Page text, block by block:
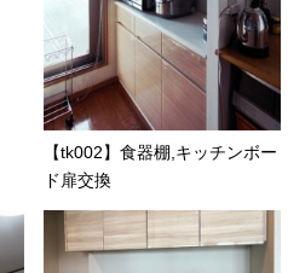
【tk002】食器棚,キッチンボー
ド扉交換